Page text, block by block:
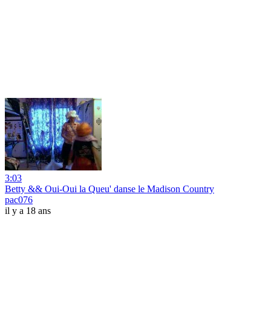
3:03
Betty && Oui-Oui la Queu' danse le Madison Country
pac076
il y a 18 ans